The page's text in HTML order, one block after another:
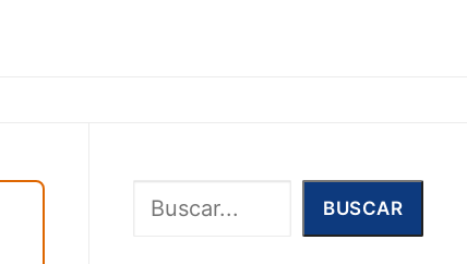
Buscar BUSCAR